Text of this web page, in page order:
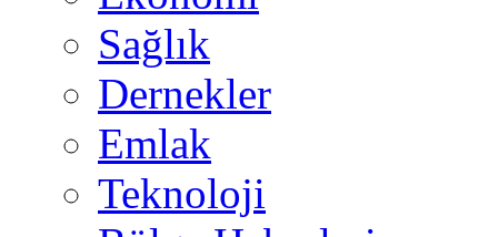
Sağlık
Dernekler
Emlak
Teknoloji